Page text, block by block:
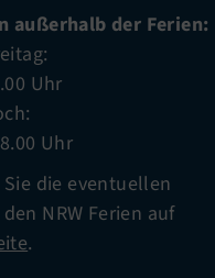
außerhalb der Ferien:
Uhr
Uhr
die eventuellen
NRW Ferien auf
.